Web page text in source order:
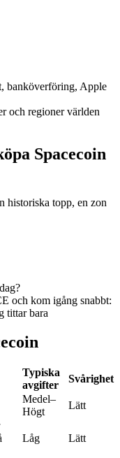
banköverföring, Apple
och regioner världen
Spacecoin
historiska topp, en zon
och kom igång snabbt:
tittar bara
Typiska
avgifter
Svårighet
Medel–
Högt
Lätt
Låg Lätt